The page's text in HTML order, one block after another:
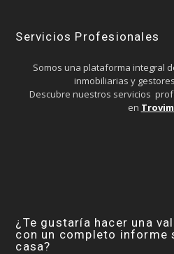
Servicios Profesionales
Somos una plataforma integral
inmobiliarias y
Descubre nuestros servicios
en
¿Te gustaría hacer una
con un completo informe
casa?